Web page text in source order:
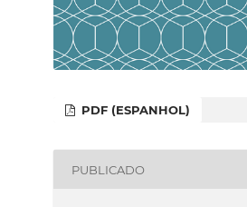
PDF (ESPANHOL)
PUBLICADO